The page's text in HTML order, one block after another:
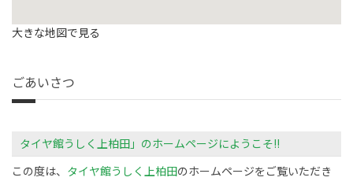
大きな地図で見る
ごあいさつ
タイヤ館うしく上柏田」のホームページにようこそ!!
この度は、 タイヤ館うしく上柏田のホームページをご覧いただき